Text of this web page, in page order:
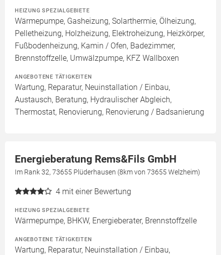
HEIZUNG SPEZIALGEBIETE
Wärmepumpe, Gasheizung, Solarthermie, Ölheizung,
Pelletheizung, Holzheizung, Elektroheizung, Heizkörper,
Fußbodenheizung, Kamin / Ofen, Badezimmer,
Brennstoffzelle, Umwälzpumpe, KFZ Wallboxen
ANGEBOTENE TÄTIGKEITEN
Wartung, Reparatur, Neuinstallation / Einbau,
Austausch, Beratung, Hydraulischer Abgleich,
Thermostat, Renovierung, Renovierung / Badsanierung
Energieberatung Rems&Fils GmbH
Im Rank 32, 73655 Plüderhausen (8km von 73655 Welzheim)
4 mit einer Bewertung
HEIZUNG SPEZIALGEBIETE
Wärmepumpe, BHKW, Energieberater, Brennstoffzelle
ANGEBOTENE TÄTIGKEITEN
Wartung, Reparatur, Neuinstallation / Einbau,